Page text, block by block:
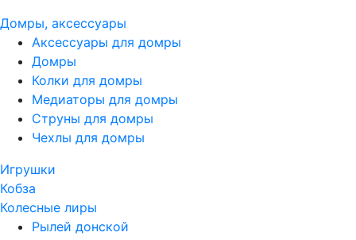
Домры, аксессуары
Аксессуары для домры
Домры
Колки для домры
Медиаторы для домры
Струны для домры
Чехлы для домры
Игрушки
Кобза
Колесные лиры
Рылей донской